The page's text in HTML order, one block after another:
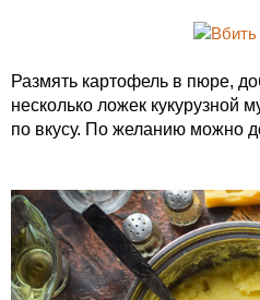
Размять картофель в пюре,
несколько ложек кукурузной
по вкусу. По желанию можно